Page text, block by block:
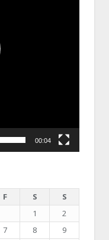
00:04
F S
S
1
2
7 8
9